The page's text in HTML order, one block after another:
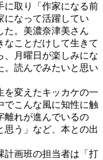
に取り「作家になる前
になって活躍してい
た。美濃奈津美さん
なことだけして生きて
、月曜日が楽しみにな
。読んでみたいと思い
変えたキッカケの一
でこんな風に知性に触
離れが進んでいるの
思う」など、本との出
画班の担当者は「打